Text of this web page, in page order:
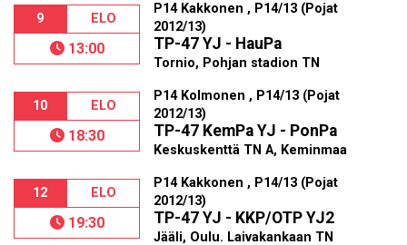
9 ELO
13:00
P14 Kakkonen , P14/13 (Pojat
2012/13)
TP-47 YJ - HauPa
Tornio, Pohjan stadion TN
10 ELO
18:30
P14 Kolmonen , P14/13 (Pojat
2012/13)
TP-47 KemPa YJ - PonPa
Keskuskenttä TN A, Keminmaa
12 ELO
19:30
P14 Kakkonen , P14/13 (Pojat
2012/13)
TP-47 YJ - KKP/OTP YJ2
Jääli, Oulu. Laivakankaan TN